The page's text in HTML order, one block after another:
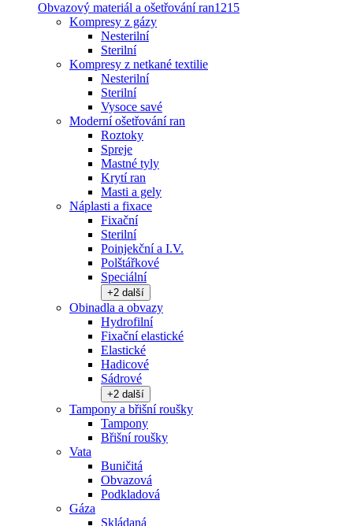
Obvazový materiál a ošetřování ran1215
Kompresy z gázy
Nesterilní
Sterilní
Kompresy z netkané textilie
Nesterilní
Sterilní
Vysoce savé
Moderní ošetřování ran
Roztoky
Spreje
Mastné tyly
Krytí ran
Masti a gely
Náplasti a fixace
Fixační
Sterilní
Poinjekční a I.V.
Polštářkové
Speciální
+2 další
Obinadla a obvazy
Hydrofilní
Fixační elastické
Elastické
Hadicové
Sádrové
+2 další
Tampony a břišní roušky
Tampony
Břišní roušky
Vata
Buničitá
Obvazová
Podkladová
Gáza
Skládaná